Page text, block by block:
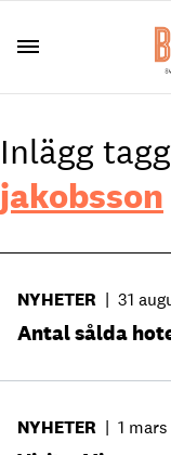
Inlägg
jakobsson
NYHETER | 31
Antal sålda
NYHETER | 1